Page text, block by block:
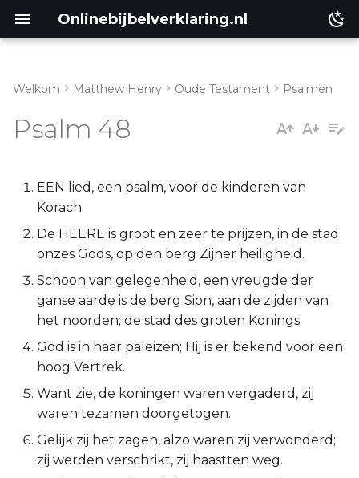
Onlinebijbelverklaring.nl
Psalm 48:9-15
Lukas
Johannes
Romeinen
1 Korinthe
Galaten
Éfeze
Welkom Matthew Henry Oude Testament Psalmen
Psalm 48
EEN lied, een psalm, voor de kinderen van
Korach.
De HEERE is groot en zeer te prijzen, in de stad
onzes Gods, op den berg Zijner heiligheid.
Schoon van gelegenheid, een vreugde der
ganse aarde is de berg Sion, aan de zijden van
het noorden; de stad des groten Konings.
God is in haar paleizen; Hij is er bekend voor een
hoog Vertrek.
Want zie, de koningen waren vergaderd, zij
waren tezamen doorgetogen.
Gelijk zij het zagen, alzo waren zij verwonderd;
zij werden verschrikt, zij haastten weg.